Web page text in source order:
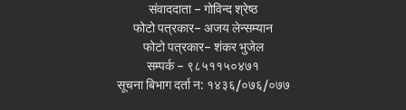
संवाददाता - गोविन्द श्रेष्ठ
फोटो पत्रकार- अजय लेन्सम्यान
फोटो पत्रकार- शंकर भुजेल
सम्पर्क - ९८५११५०४७१
सूचना बिभाग दर्ता न: १४३६/०७६/०७७